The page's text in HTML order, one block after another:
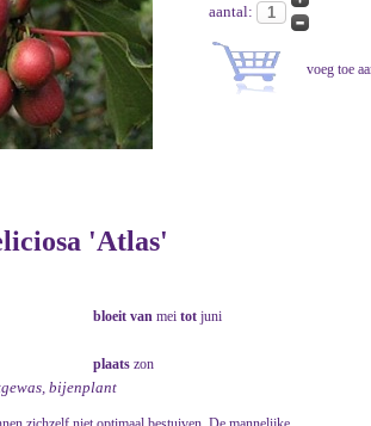
aantal:
'Atlas'
bloeit van mei tot juni
plaats zon
bijenplant